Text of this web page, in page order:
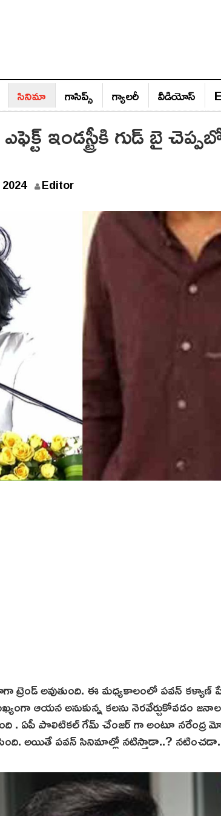
సినిమా గాసిప్స్‌ గ్యాల‌రీ వీడియోస్‌
ఇండస్ట్రీకి గుడ్ బై
J
2
4
Editor
ట్రెండ్ అవుతుంది. ఈ మధ్యకాలంలో పవన్
ఆయన అనుకున్న కలను నెరవేర్చుకోవడం
. ఏపీ పొలిటికల్ గేమ్ చేంజర్ గా అంటూ
అయితే పవన్ సినిమాల్లో నటిస్తాడా..?